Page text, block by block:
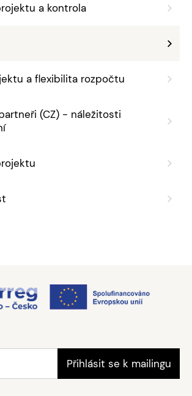
a kontrola
a flexibilita rozpočtu
(CZ) - náležitosti